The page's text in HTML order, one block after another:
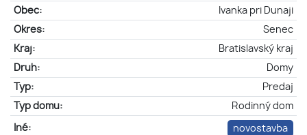
Obec:
Ivanka pri Dunaji
Okres:
Senec
Kraj:
Bratislavský kraj
Druh:
Domy
Typ:
Predaj
Typ domu:
Rodinný dom
Iné: novostavba